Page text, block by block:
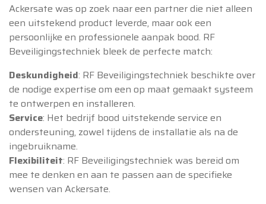
Ackersate was op zoek naar een partner die niet alleen
een uitstekend product leverde, maar ook een
persoonlijke en professionele aanpak bood. RF
Beveiligingstechniek bleek de perfecte match:
Deskundigheid: RF Beveiligingstechniek beschikte over
de nodige expertise om een op maat gemaakt systeem
te ontwerpen en installeren.
Service: Het bedrijf bood uitstekende service en
ondersteuning, zowel tijdens de installatie als na de
ingebruikname.
Flexibiliteit: RF Beveiligingstechniek was bereid om
mee te denken en aan te passen aan de specifieke
wensen van Ackersate.